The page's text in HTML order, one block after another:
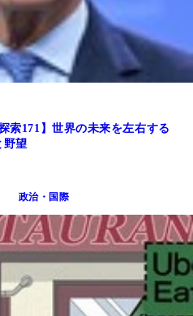
索171】世界の未来を左右する
野望
政治・国際